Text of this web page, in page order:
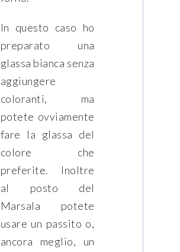
In questo caso ho
preparato una
glassa bianca senza
aggiungere
coloranti, ma
potete ovviamente
fare la glassa del
colore che
preferite. Inoltre
al posto del
Marsala potete
usare un passito o,
ancora meglio, un